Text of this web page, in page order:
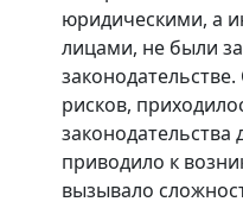
юридическими, а
лицами, не были
рисков,
законодательства
приводило к
вызывало